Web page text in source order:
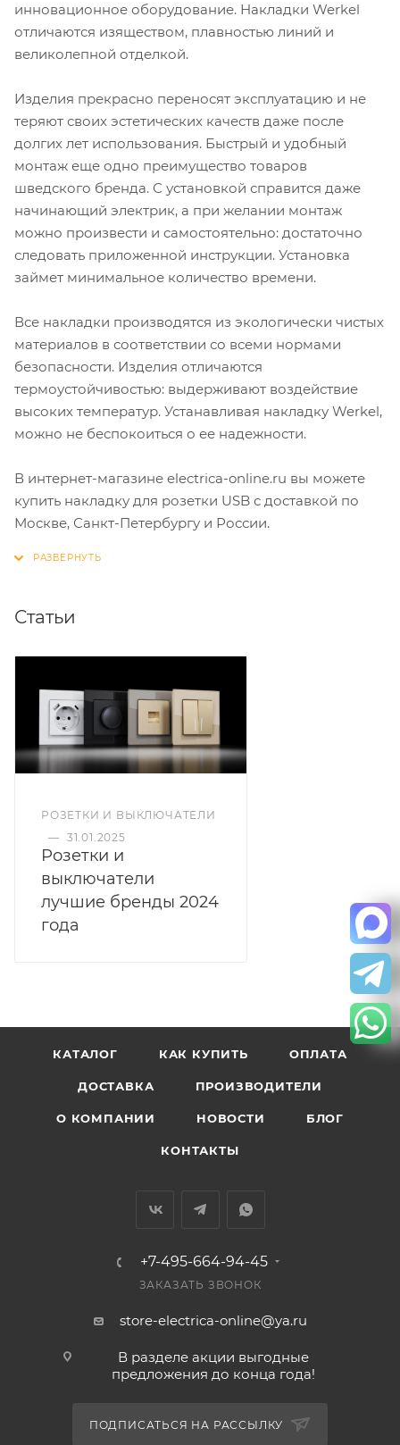
инновационное оборудование. Накладки Werkel
отличаются изяществом, плавностью линий и
великолепной отделкой.
Изделия прекрасно переносят эксплуатацию и не
теряют своих эстетических качеств даже после
долгих лет использования. Быстрый и удобный
монтаж еще одно преимущество товаров
шведского бренда. С установкой справится даже
начинающий электрик, а при желании монтаж
можно произвести и самостоятельно: достаточно
следовать приложенной инструкции. Установка
займет минимальное количество времени.
Все накладки производятся из экологически чистых
материалов в соответствии со всеми нормами
безопасности. Изделия отличаются
термоустойчивостью: выдерживают воздействие
высоких температур. Устанавливая накладку Werkel,
можно не беспокоиться о ее надежности.
В интернет-магазине electrica-online.ru вы можете
купить накладку для розетки USB с доставкой по
Москве, Санкт-Петербургу и России.
Статьи
РОЗЕТКИ И ВЫКЛЮЧАТЕЛИ
— 31.01.2025
Розетки и
выключатели
лучшие бренды 2024
года
КАТАЛОГ КАК КУПИТЬ ОПЛАТА
ДОСТАВКА ПРОИЗВОДИТЕЛИ
О КОМПАНИИ НОВОСТИ БЛОГ
КОНТАКТЫ
+7-495-664-94-45
ЗАКАЗАТЬ ЗВОНОК
store-electrica-online@ya.ru
В разделе акции выгодные
предложения до конца года!
ПОДПИСАТЬСЯ НА РАССЫЛКУ